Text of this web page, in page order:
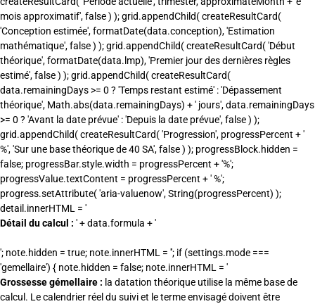
Détail du calcul : ' + data.formula + '
'; note.hidden = true; note.innerHTML = ''; if (settings.mode ===
'gemellaire') { note.hidden = false; note.innerHTML = '
Grossesse gémellaire : la datation théorique utilise la même base de
calcul. Le calendrier réel du suivi et le terme envisagé doivent être